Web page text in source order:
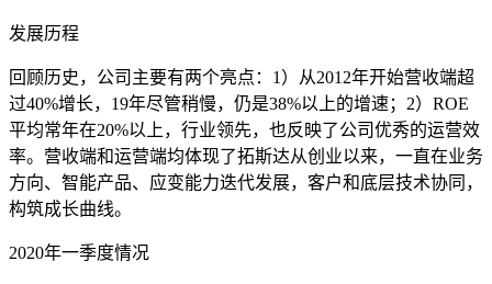
发展历程
回顾历史，公司主要有两个亮点：1）从2012年开始营收端超
过40%增长，19年尽管稍慢，仍是38%以上的增速；2）ROE
平均常年在20%以上，行业领先，也反映了公司优秀的运营效
率。营收端和运营端均体现了拓斯达从创业以来，一直在业务
方向、智能产品、应变能力迭代发展，客户和底层技术协同，
构筑成长曲线。
2020年一季度情况